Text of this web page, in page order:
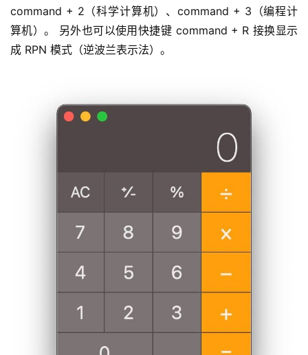
command + 2（科学计算机）、command + 3（编程计
算机）。 另外也可以使用快捷键 command + R 接换显示
成 RPN 模式（逆波兰表示法）。